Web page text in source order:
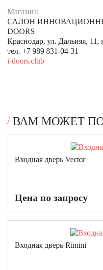
Магазин:
САЛОН
DOORS
Краснодар, ул. Дальняя, 11,
тел. +7 989 831-04-31
i-doors.club
ВАМ МОЖЕТ
Входная дверь Vector
Цена по запросу
Входная дверь Rimini